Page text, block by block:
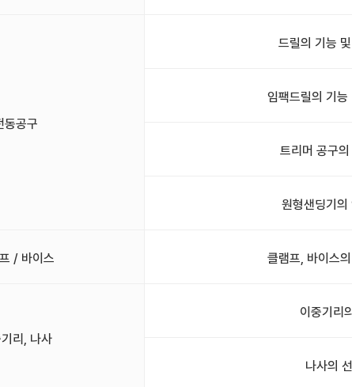
동공구
드릴의 기능
임팩드릴의 기
트리머 공구
원형샌딩기의
/ 바이스 클램프, 바이스
리, 나사
이중기리
나사의